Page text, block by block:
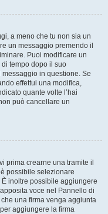
a meno che tu non sia un
un messaggio premendo il
Puoi modificare un
tempo dopo il suo
messaggio in questione. Se
effettui una modifica,
quante volte l’hai
può cancellare un
prima crearne una tramite il
possibile selezionare
inoltre possibile aggiungere
voce nel Pannello di
una firma venga aggiunta
aggiungere la firma